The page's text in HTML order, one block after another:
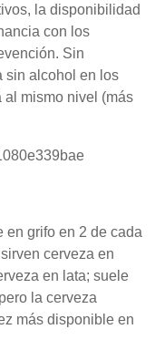
la disponibilidad
con los
Sin
sin alcohol en los
al mismo nivel (más
en grifo en 2 de cada
cerveza en
en lata; suele
la cerveza
más disponible en